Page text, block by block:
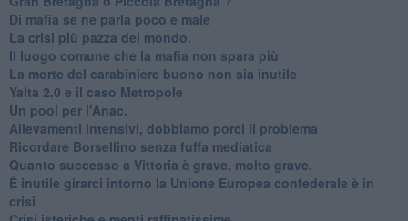
Di mafia se ne parla poco e male
La crisi più pazza del mondo.
Il luogo comune che la mafia non spara più
La morte del carabiniere buono non sia inutile
Yalta 2.0 e il caso Metropole
​Un pool per l'Anac.
Allevamenti intensivi, dobbiamo porci il problema
Ricordare Borsellino senza fuffa mediatica
​Quanto successo a Vittoria è grave, molto grave.
​È inutile girarci intorno la Unione Europea confederale è in
crisi